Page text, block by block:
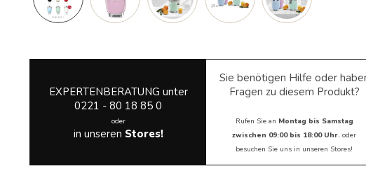
EXPERTENBERATUNG unter
0221 - 80 18 85 0
oder
in unseren Stores!
Sie benötigen Hilfe oder
Fragen zu diesem Produkt?
Rufen Sie an Montag bis Samstag
zwischen 09:00 bis 18:00 Uhr. oder
besuchen Sie uns in unseren Stores!